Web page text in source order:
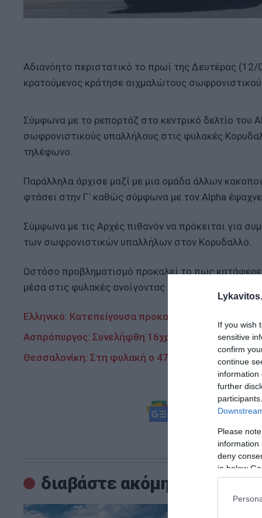
If you wish
sensitive
confirm
continue
information
further
Please
information
deny
in below
Αδιανόητο περιστατικό το πρωί της Δευτέρας
κρατούμενος κράτησε αιχμαλώτους
Σύμφωνα με το ρεπορτάζ στο κεντρικό δελτίο του
σωφρονιστικούς υπαλλήλους στις φυλακές
τηλέφωνο.
Παράλληλα άρχισε μαζί με μια ομάδα άλλων
φτάσει στην Γ΄ καθώς σύμφωνα με τον Alpha
Σύμφωνα με τις Αρχές πιθανόν να πρόκειται για
των σωφρονιστικών υπαλλήλων στον Κορυδαλλό.
Ωστόσο προβληματισμό προκαλεί το πως κατάφερε
μέσα στις φυλακές ανοίγοντας την μια πόρτα μετά
Ελληνικό: Κατεπείγουσα προκαταρκτική έρευνα
Ασπρόπυργος: Συνελήφθη 16χρονος που πετούσε
Θεσσαλονίκη: Στη φυλακή ο 47χρονος οδηγός που
και μάθετε
διαβάστε ακόμη